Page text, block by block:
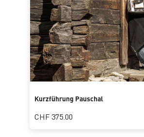
Kurzführung Pauschal
CHF 375.00